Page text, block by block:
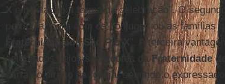
X
em relação à forma da celebração”. O
particular para com os cônjuges ou as famílias
Fraternidade de São Pio X
”. A terceira
celebrados pelos sacerdotes da Fraternidade
carta do direito da
Igreja, segundo o expressado